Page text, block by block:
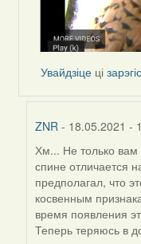
Увайдзіце ці
ZNR - 18.05.2021 -
In
reply
to
by
Lighty
Хм... Не только вам
спине отличается
предполагал, что
косвенным
время появления
Теперь теряюсь в